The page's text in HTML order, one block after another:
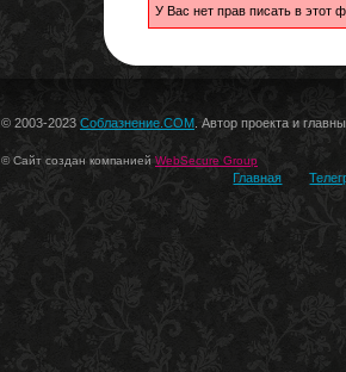
У Вас нет прав писать в этот
© 2003-2023 Соблазнение.COM . Автор проекта и
© Сайт создан компанией WebSecure Group
Главная